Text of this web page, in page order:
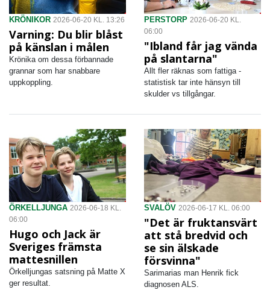
KRÖNIKOR 2026-06-20 KL. 13:26
Varning: Du blir blåst
på känslan i målen
Krönika om dessa förbannade
grannar som har snabbare
uppkoppling.
PERSTORP 2026-06-20 KL.
06:00
"Ibland får jag vända
på slantarna"
Allt fler räknas som fattiga -
statistisk tar inte hänsyn till
skulder vs tillgångar.
ÖRKELLJUNGA 2026-06-18 KL.
06:00
Hugo och Jack är
Sveriges främsta
mattesnillen
Örkelljungas satsning på Matte X
ger resultat.
SVALÖV 2026-06-17 KL. 06:00
"Det är fruktansvärt
att stå bredvid och
se sin älskade
försvinna"
Sarimarias man Henrik fick
diagnosen ALS.